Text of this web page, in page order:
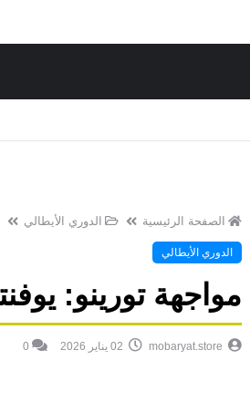
الصفحة الرئيسية الدوري الأيطالي
الدوري الأيطالي
مواجهة تورينو:
mobaryat.store
0